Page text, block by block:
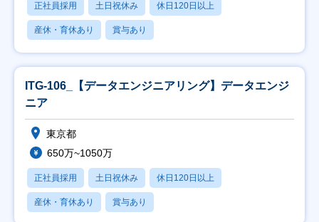
正社員採用 土日祝休み 休日120日以上
産休・育休あり 賞与あり
ITG-106_【データエンジニアリング】データエンジ
ニア
東京都
650万~1050万
正社員採用 土日祝休み 休日120日以上
産休・育休あり 賞与あり